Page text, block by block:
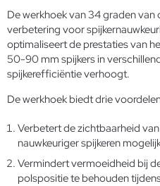
De werkhoek van 34 graden
verbetering voor
optimaliseert de prestaties van
50-90 mm spijkers in
spijkerefficiëntie verhoogt.
De werkhoek biedt drie
Verbetert de zichtbaarheid
nauwkeuriger spijkeren
Vermindert vermoeidheid bij
polspositie te behouden